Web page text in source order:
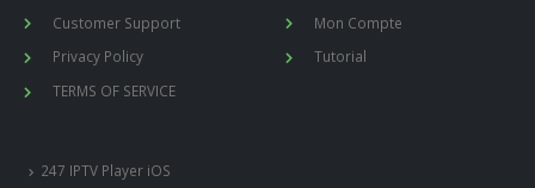
Customer Support
Privacy Policy
TERMS OF SERVICE
Mon Compte
Tutorial
247 IPTV Player iOS